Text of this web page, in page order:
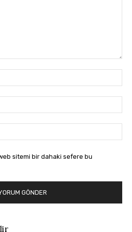
sitemi bir dahaki sefere bu